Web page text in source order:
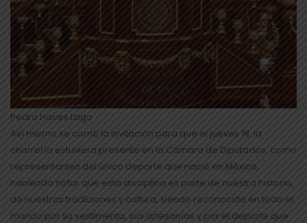
Pedro Haces Lago
Así mismo se corrió la invitación para que el jueves 18, la
charrería estuviera presente en la Cámara de Diputados, como
representantes del único deporte que nació en México,
haciendo notar que esta disciplina es parte de nuestra historia,
de nuestras tradiciones y cultura, siendo reconocida en todo el
mundo por su vestimenta, sus artesanías y por el deporte que